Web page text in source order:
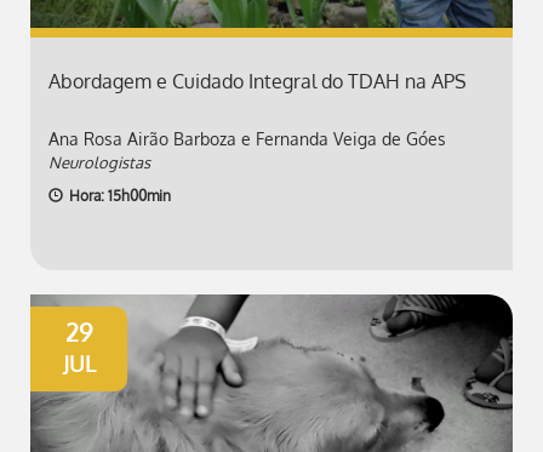
Abordagem e Cuidado Integral do TDAH na APS
Ana Rosa Airão Barboza e Fernanda Veiga de Góes
Neurologistas
Hora: 15h00min
29
JUL